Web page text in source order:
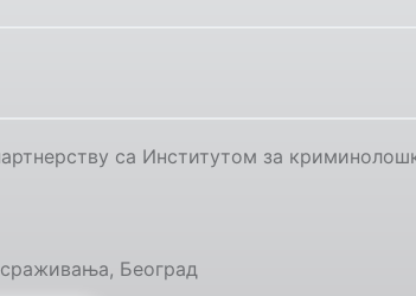
са Институтом за
Београд